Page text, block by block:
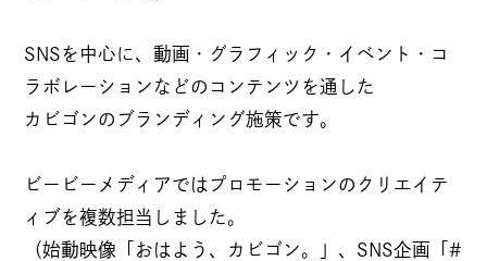
代表メッセージ
BB MAGAZINE
JOIN US
採用情報
SNSを中心に、動画・グラフィック・イベント・コ
ラボレーションなどのコンテンツを通した
カビゴンのブランディング施策です。
ビービーメディアではプロモーションのクリエイテ
ィブを複数担当しました。
（始動映像「おはよう、カビゴン。」、SNS企画「#